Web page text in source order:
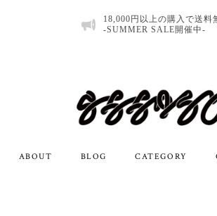
18,000円以上の購入で送料
-SUMMER SALE開催中-
ABOUT BLOG CATEGORY